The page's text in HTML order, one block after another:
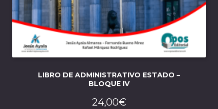
LIBRO DE ADMINISTRATIVO ESTADO –
BLOQUE IV
24,00€